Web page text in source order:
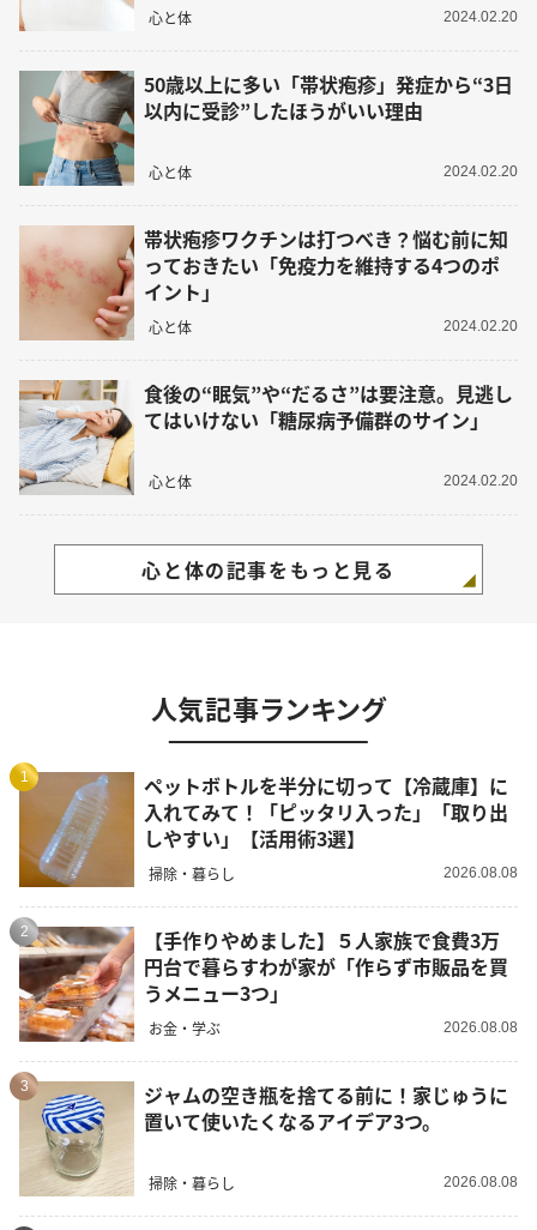
心と体 2024.02.20
50歳以上に多い「帯状疱疹」発症から“3日
以内に受診”したほうがいい理由
心と体 2024.02.20
帯状疱疹ワクチンは打つべき？悩む前に知
っておきたい「免疫力を維持する4つのポ
イント」
心と体 2024.02.20
食後の“眠気”や“だるさ”は要注意。見逃し
てはいけない「糖尿病予備群のサイン」
心と体 2024.02.20
心と体の記事をもっと見る
人気記事ランキング
1
ペットボトルを半分に切って【冷蔵庫】に
入れてみて！「ピッタリ入った」「取り出
しやすい」【活用術3選】
掃除・暮らし 2026.08.08
2
【手作りやめました】５人家族で食費3万
円台で暮らすわが家が「作らず市販品を買
うメニュー3つ」
お金・学ぶ 2026.08.08
3
ジャムの空き瓶を捨てる前に！家じゅうに
置いて使いたくなるアイデア3つ。
掃除・暮らし 2026.08.08